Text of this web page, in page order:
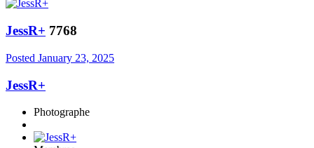
JessR+ 7768
Posted January 23, 2025
JessR+
Photographe